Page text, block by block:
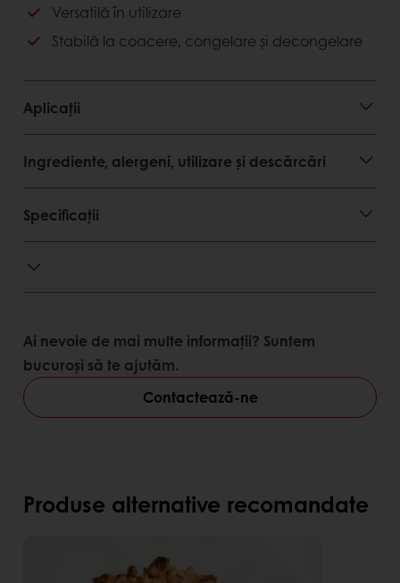
Avantaje consumator
Produse atractive și gustoase
Versatilă în utilizare
Stabilă la coacere, congelare și decongelare
Aplicații
Ingrediente, alergeni, utilizare și descărcări
Specificații
Ai nevoie de mai multe informații? Suntem
bucuroși să te ajutăm.
Contactează-ne
Produse alternative recomandate